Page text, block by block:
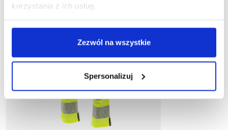
korzystania z ich usług.
Zezwól na wszystkie
Spersonalizuj